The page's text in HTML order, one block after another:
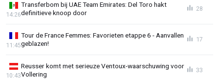
Transferbom bij UAE Team Emirates: Del Toro hakt
definitieve knoop door
14:26
28
Tour de France Femmes: Favorieten etappe 6 - Aanvallen
geblazen!
11:45
17
Reusser komt met serieuze Ventoux-waarschuwing voor
Vollering
10:43
33